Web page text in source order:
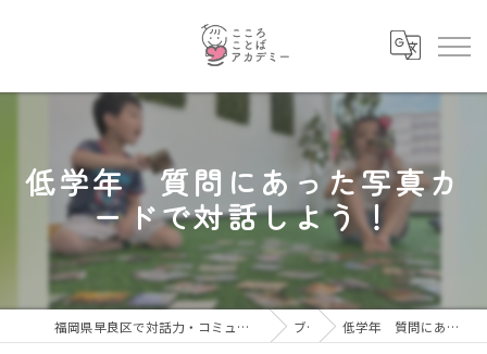
低学年 質問にあった写真カ
ードで対話しよう！
福岡県早良区で対話力・コミュニケーション力を育むならこころことばアカデミー ブログ 低学年 質問にあった写真カードで対話しよう！